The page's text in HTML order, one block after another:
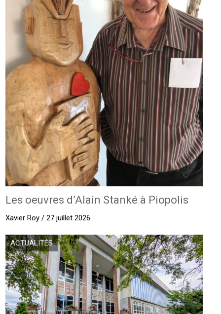
Les oeuvres d’Alain Stanké à Piopolis
Xavier Roy / 27 juillet 2026
ACTUALITÉS